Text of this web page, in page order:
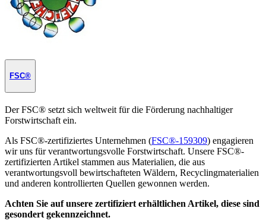
FSC®
Der FSC® setzt sich weltweit für die Förderung nachhaltiger
Forstwirtschaft ein.
Als FSC®-zertifiziertes Unternehmen (FSC®-159309) engagieren
wir uns für verantwortungsvolle Forstwirtschaft. Unsere FSC®-
zertifizierten Artikel stammen aus Materialien, die aus
verantwortungsvoll bewirtschafteten Wäldern, Recyclingmaterialien
und anderen kontrollierten Quellen gewonnen werden.
Achten Sie auf unsere zertifiziert erhältlichen Artikel, diese sind
gesondert gekennzeichnet.